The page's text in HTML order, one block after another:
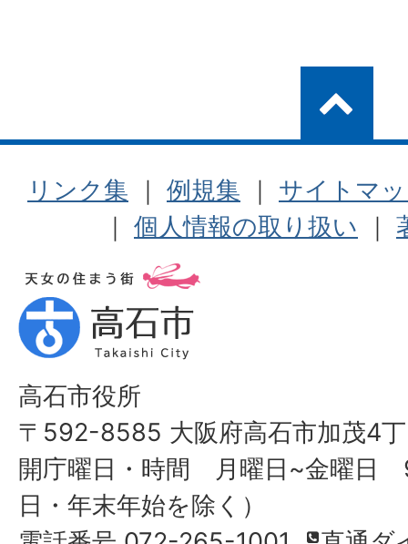
リンク集 ｜ 例規集 ｜ サイトマ
｜ 個人情報の取り扱い ｜
高石市役所
〒592-8585 大阪府高石市加茂4丁
開庁曜日・時間 月曜日~金曜日
日・年末年始を除く）